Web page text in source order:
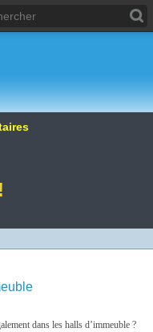
dans les halls d’immeuble ?